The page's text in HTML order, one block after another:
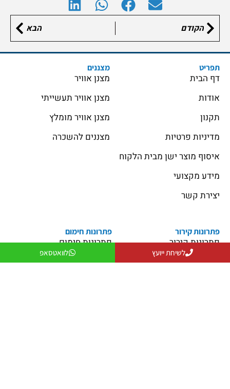
הקודם הבא
תפריט
דף הבית
אודות
תקנון
מדיניות פרטיות
איסוף מוצר ישן מבית הלקוח
מידע מקצועי
יצירת קשר
מצננים
מצנן אוויר
מצנן אוויר תעשייתי
מצנן אוויר מומלץ
מצננים להשכרה
פתרונות קירור
פתרונות קירור
פתרונות אוורור
פתרונות חימום
פתרונות חימום
מקרן חום
לשיחת ייועץ לוואטסאפ